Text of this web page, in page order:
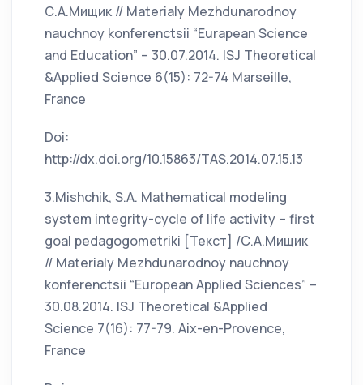
С.А.Мищик // Materialy Mezhdunarodnoy
nauchnoy konferenctsii “Eurapean Science
and Education” – 30.07.2014. ISJ Theoretical
&Applied Science 6(15): 72-74 Marseille,
France
Doi:
http://dx.doi.org/10.15863/TAS.2014.07.15.13
3.Mishchik, S.A. Mathematical modeling
system integrity-cycle of life activity – first
goal pedagogometriki [Текст] /С.А.Мищик
// Materialy Mezhdunarodnoy nauchnoy
konferenctsii “European Applied Sciences” –
30.08.2014. ISJ Theoretical &Applied
Science 7(16): 77-79. Aix-en-Provence,
France